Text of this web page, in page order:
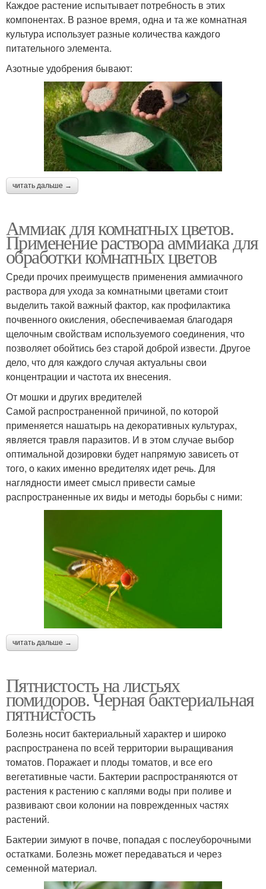
Каждое растение испытывает потребность в этих
компонентах. В разное время, одна и та же комнатная
культура использует разные количества каждого
питательного элемента.
Азотные удобрения бывают:
читать дальше →
Аммиак для комнатных цветов.
Применение раствора аммиака для
обработки комнатных цветов
Среди прочих преимуществ применения аммиачного
раствора для ухода за комнатными цветами стоит
выделить такой важный фактор, как профилактика
почвенного окисления, обеспечиваемая благодаря
щелочным свойствам используемого соединения, что
позволяет обойтись без старой доброй извести. Другое
дело, что для каждого случая актуальны свои
концентрации и частота их внесения.
От мошки и других вредителей
Самой распространенной причиной, по которой
применяется нашатырь на декоративных культурах,
является травля паразитов. И в этом случае выбор
оптимальной дозировки будет напрямую зависеть от
того, о каких именно вредителях идет речь. Для
наглядности имеет смысл привести самые
распространенные их виды и методы борьбы с ними:
читать дальше →
Пятнистость на листьях
помидоров. Черная бактериальная
пятнистость
Болезнь носит бактериальный характер и широко
распространена по всей территории выращивания
томатов. Поражает и плоды томатов, и все его
вегетативные части. Бактерии распространяются от
растения к растению с каплями воды при поливе и
развивают свои колонии на поврежденных частях
растений.
Бактерии зимуют в почве, попадая с послеуборочными
остатками. Болезнь может передаваться и через
семенной материал.